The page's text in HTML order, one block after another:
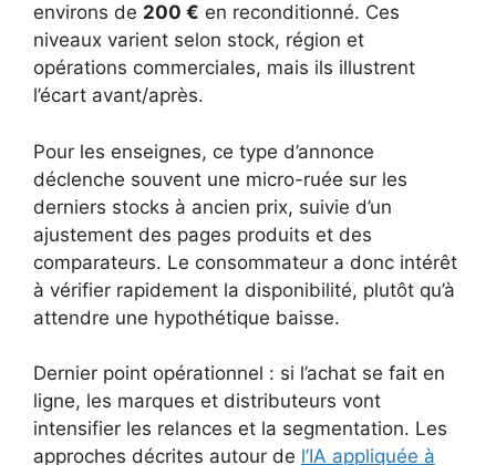
environs de 200 € en reconditionné. Ces
niveaux varient selon stock, région et
opérations commerciales, mais ils illustrent
l’écart avant/après.
Pour les enseignes, ce type d’annonce
déclenche souvent une micro-ruée sur les
derniers stocks à ancien prix, suivie d’un
ajustement des pages produits et des
comparateurs. Le consommateur a donc intérêt
à vérifier rapidement la disponibilité, plutôt qu’à
attendre une hypothétique baisse.
Dernier point opérationnel : si l’achat se fait en
ligne, les marques et distributeurs vont
intensifier les relances et la segmentation. Les
approches décrites autour de l’IA appliquée à